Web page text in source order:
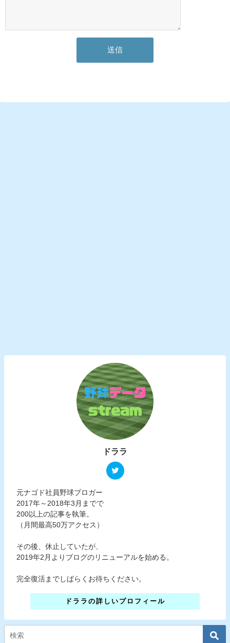
ドララ
元ナゴド社員野球ブロガー
2017年～2018年3月までで
200以上の記事を執筆。
（月間最高50万アクセス）
その後、休止していたが、
2019年2月よりブログのリニューアルを始める。
完全復活までしばらくお待ちください。
ドララの詳しいプロフィール